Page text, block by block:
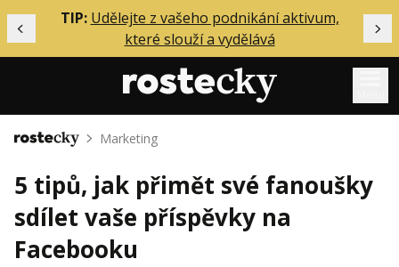
Předchozí
TIP: Udělejte z vašeho podnikání aktivum,
které slouží a vydělává
Mentoring
Podcasty
Solo
Akce
Domů Marketing
5 tipů, jak přimět své fanoušky
sdílet vaše příspěvky na
Facebooku